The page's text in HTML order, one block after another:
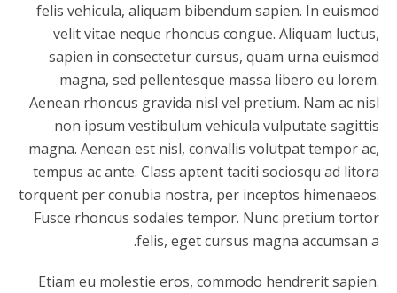
felis vehicula, aliquam bibendum sapien. In euismod
velit vitae neque rhoncus congue. Aliquam luctus,
sapien in consectetur cursus, quam urna euismod
magna, sed pellentesque massa libero eu lorem.
Aenean rhoncus gravida nisl vel pretium. Nam ac nisl
non ipsum vestibulum vehicula vulputate sagittis
magna. Aenean est nisl, convallis volutpat tempor ac,
tempus ac ante. Class aptent taciti sociosqu ad litora
torquent per conubia nostra, per inceptos himenaeos.
Fusce rhoncus sodales tempor. Nunc pretium tortor
felis, eget cursus magna accumsan a.
Etiam eu molestie eros, commodo hendrerit sapien.